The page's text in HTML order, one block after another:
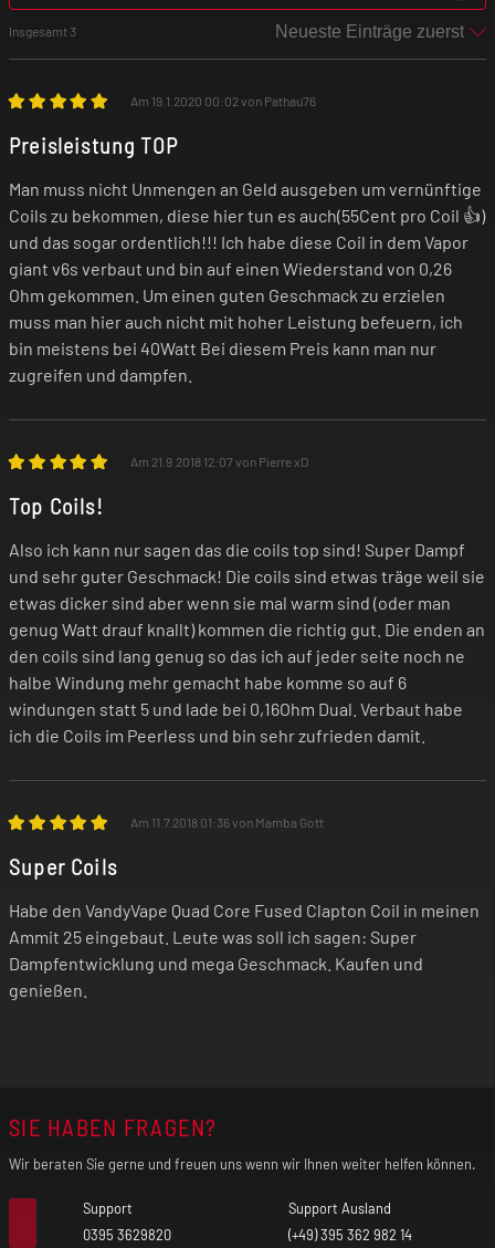
Insgesamt 3
Am 19.1.2020 00:02 von Pathau76
Preisleistung TOP
Man muss nicht Unmengen an Geld ausgeben um vernünftige
Coils zu bekommen, diese hier tun es auch(55Cent pro Coil 👍)
und das sogar ordentlich!!! Ich habe diese Coil in dem Vapor
giant v6s verbaut und bin auf einen Wiederstand von 0,26
Ohm gekommen. Um einen guten Geschmack zu erzielen
muss man hier auch nicht mit hoher Leistung befeuern, ich
bin meistens bei 40Watt Bei diesem Preis kann man nur
zugreifen und dampfen.
Am 21.9.2018 12:07 von Pierre xD
Top Coils!
Also ich kann nur sagen das die coils top sind! Super Dampf
und sehr guter Geschmack! Die coils sind etwas träge weil sie
etwas dicker sind aber wenn sie mal warm sind (oder man
genug Watt drauf knallt) kommen die richtig gut. Die enden an
den coils sind lang genug so das ich auf jeder seite noch ne
halbe Windung mehr gemacht habe komme so auf 6
windungen statt 5 und lade bei 0,16Ohm Dual. Verbaut habe
ich die Coils im Peerless und bin sehr zufrieden damit.
Am 11.7.2018 01:36 von Mamba Gott
Super Coils
Habe den VandyVape Quad Core Fused Clapton Coil in meinen
Ammit 25 eingebaut. Leute was soll ich sagen: Super
Dampfentwicklung und mega Geschmack. Kaufen und
genießen.
SIE HABEN FRAGEN?
Wir beraten Sie gerne und freuen uns wenn wir Ihnen weiter helfen können.
Support
0395 3629820
Support Ausland
(+49) 395 362 982 14